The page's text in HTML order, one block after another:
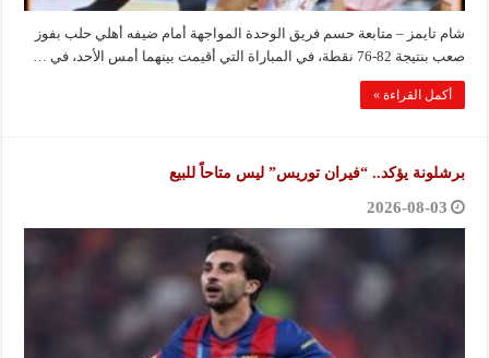
شام تايمز – متابعة حسم فريق الوحدة المواجهة أمام ضيفه أهلي حلب بفوز
صعب بنتيجة 82-76 نقطة، في المباراة التي أقيمت بينهما أمس الأحد، في …
أكمل القراءة »
برشلونة يؤكد.. “فيران توريس” ليس متاحاً للبيع
2026-08-03